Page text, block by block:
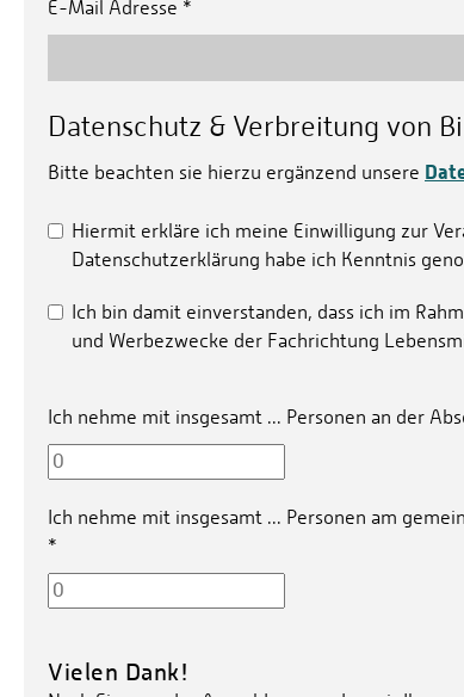
E-Mail Adresse *
Datenschutz & Verbreitung von
Bitte beachten sie hierzu ergänzend unsere
Hiermit erkläre ich meine Einwilligung zur
Datenschutzerklärung habe ich Kenntnis
Ich bin damit einverstanden, dass ich im
und Werbezwecke der Fachrichtung
Ich nehme mit insgesamt ... Personen an der
Ich nehme mit insgesamt ... Personen am
*
Vielen Dank!